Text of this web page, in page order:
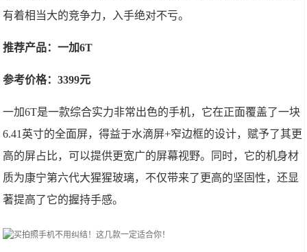
有着相当大的竞争力，入手绝对不亏。
推荐产品：一加6T
参考价格：3399元
一加6T是一款综合实力非常出色的手机，它在正面覆盖了一块
6.41英寸的全面屏，得益于水滴屏+窄边框的设计，赋予了其更
高的屏占比，可以提供更宽广的屏幕视野。同时，它的机身材
质为康宁第六代大猩猩玻璃，不仅带来了更高的坚固性，还显
著提高了它的握持手感。